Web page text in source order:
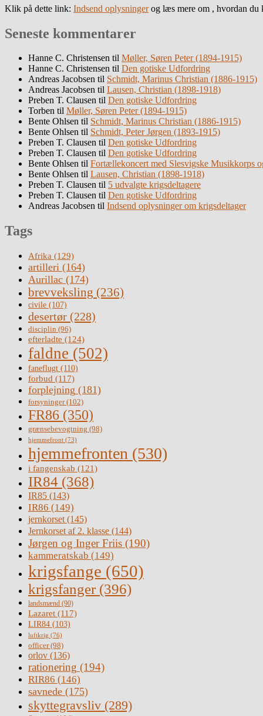
Klik på dette link: Indsend oplysningerog læs mere om , hvordan du
Seneste kommentarer
Hanne C. Christensen til Møller, Søren Peter (1894-1915)
Hanne C. Christensen til Den gotiske Udfordring
Andreas Jacobsen til Schmidt, Marinus Christian (1886-1915)
Andreas Jacobsen til Lausen, Christian (1898-1918)
Preben T. Clausen til Den gotiske Udfordring
Torben til Møller, Søren Peter (1894-1915)
Bente Ohlsen til Schmidt, Marinus Christian (1886-1915)
Bente Ohlsen til Schmidt, Peter Jørgen (1893-1915)
Preben T. Clausen til Den gotiske Udfordring
Preben T. Clausen til Den gotiske Udfordring
Bente Ohlsen til Fortællekoncert med Slesvigske Musikkorps
Bente Ohlsen til Lausen, Christian (1898-1918)
Preben T. Clausen til 5 udvalgte krigsdeltagere
Preben T. Clausen til Den gotiske Udfordring
Andreas Jacobsen til Indsend oplysninger om krigsdeltager
Tags
Afrika (129)
artilleri (164)
Aurillac (174)
brevveksling (236)
civile (107)
desertør (228)
disciplin (96)
efterladte (124)
faldne (502)
faneflugt (110)
forbud (117)
forplejning (181)
forsyninger(102)
FR86 (350)
grænsebevogtning (98)
hjemmefront (73)
hjemmefronten (530)
i fangenskab (121)
IR84 (368)
IR85 (143)
IR86 (149)
jernkorset(145)
Jernkorset af 2. klasse (144)
Jørgen og Inger Friis (190)
kammeratskab (149)
krigsfange (650)
krigsfanger (396)
landsmænd (90)
Lazaret (117)
LIR84 (103)
luftkrig (76)
officer(98)
orlov (136)
rationering (194)
RIR86 (146)
savnede (175)
skyttegravsliv (289)